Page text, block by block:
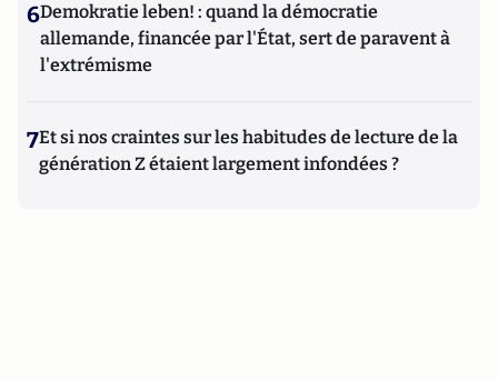
6Demokratie leben! : quand la démocratie
allemande, financée par l'État, sert de paravent à
l'extrémisme
7Et si nos craintes sur les habitudes de lecture de la
génération Z étaient largement infondées ?